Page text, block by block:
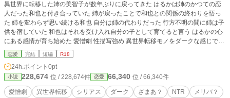
異世界に転移した姉の美智子が数年ぶりに戻ってきた はるかは姉のかつての恋
人だった和也と付き合っていた 姉が戻ったことで和也との関係の終わりを悟っ
た 姉を変わらず思い続ける和也 自分は姉の代わりだった 行方不明の間に姉は子
供を宿していた 和也はそれを受け入れ自分の子として育てると言う はるかの心
にある感情が育ち始めた 愛憎劇 性描写強め 異世界転移モノをダークな感じでこ
ちら側の世界から描いたらこんな感じかな？という作品を描いてみました 主人
恋愛 完結 短編 R18
24h.ポイント 0pt
小説 228,674 位 / 228,674件 恋愛 66,340 位 / 66,340件
愛憎劇 異世界転移 シリアス ダーク ざまあ？ NTR メリバ？